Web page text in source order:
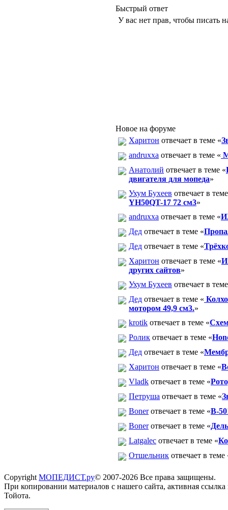
Быстрый ответ
У вас нет прав, чтобы писать
Новое на форуме
Харитон отвечает в теме «
andruxxa отвечает в теме «
Анатолий отвечает в теме «
двигателя для мопеда»
Ухум Бухеев отвечает в
YH50QT-17 72 см3»
andruxxa отвечает в теме «
Дед отвечает в теме «
Дед отвечает в теме «
Харитон отвечает в теме «
других сайтов»
Ухум Бухеев отвечает в
Дед отвечает в теме «
мотором 49,9 см3.»
krotik отвечает в теме «
Ролик отвечает в теме «
Дед отвечает в теме «
Харитон отвечает в теме «
Vladk отвечает в теме «
Петруша отвечает в теме «
Bonerотвечает в теме «В-
Bonerотвечает в теме «
Latgalec отвечает в теме «
Отшельник отвечает в теме
Copyright МОПЕДИСТ.ру© 2007-2026 Все права защищены.
При копировании материалов с нашего сайта, активная
Тойота.